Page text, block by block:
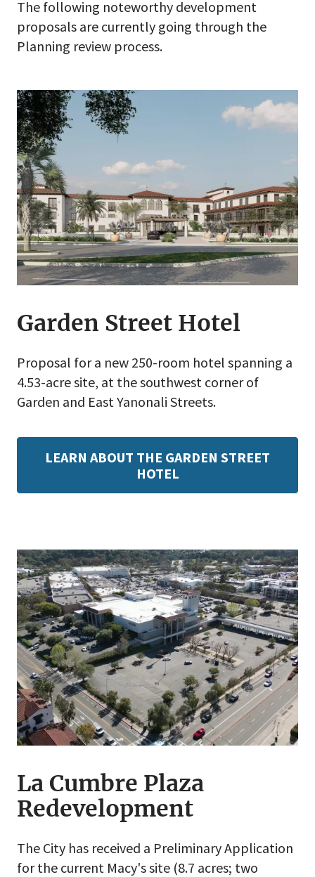
The following noteworthy development
proposals are currently going through the
Planning review process.
Garden Street Hotel
Proposal for a new 250-room hotel spanning a
4.53-acre site, at the southwest corner of
Garden and East Yanonali Streets.
LEARN ABOUT THE GARDEN STREET
HOTEL
La Cumbre Plaza
Redevelopment
The City has received a Preliminary Application
for the current Macy's site (8.7 acres; two